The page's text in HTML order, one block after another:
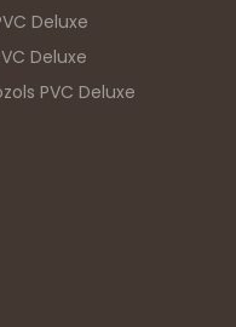
Deluxe
Deluxe
PVC Deluxe